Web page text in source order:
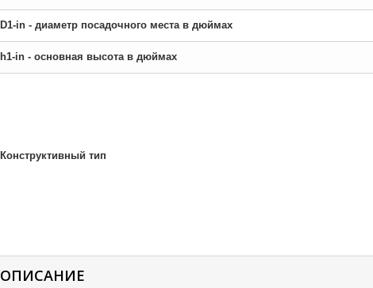
D1-in - диаметр посадочного места в дюймах
h1-in - основная высота в дюймах
Конструктивный тип
ОПИСАНИЕ